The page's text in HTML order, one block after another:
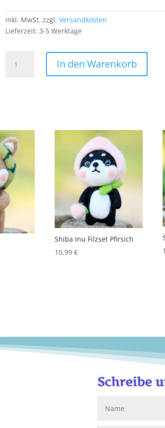
inkl. MwSt. zzgl. Versandkosten
Lieferzeit: 3-5 Werktage
Utah
Basketball
US
Sport
Team
Menge
In den Warenkorb
Shiba Inu Filzset Pfirsich
10,99 €
Schreibe